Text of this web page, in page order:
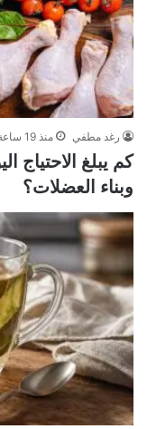
رغد مطفي منذ 19 ساعة
كم يبلغ
وبناء العضلات؟